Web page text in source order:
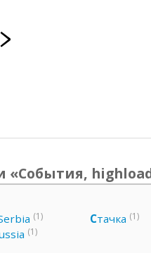
«События,
(1)
(1)
Стачка (1)